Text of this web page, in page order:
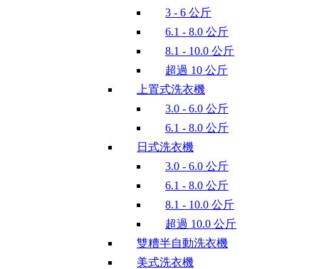
3 - 6 公斤
6.1 - 8.0 公斤
8.1 - 10.0 公斤
超過 10 公斤
上置式洗衣機
3.0 - 6.0 公斤
6.1 - 8.0 公斤
日式洗衣機
3.0 - 6.0 公斤
6.1 - 8.0 公斤
8.1 - 10.0 公斤
超過 10.0 公斤
雙糟半自動洗衣機
美式洗衣機